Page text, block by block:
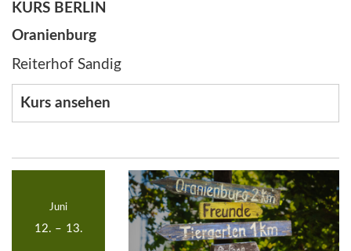
KURS BERLIN
Oranienburg
Reiterhof Sandig
Kurs ansehen
12. – 13.
Juni